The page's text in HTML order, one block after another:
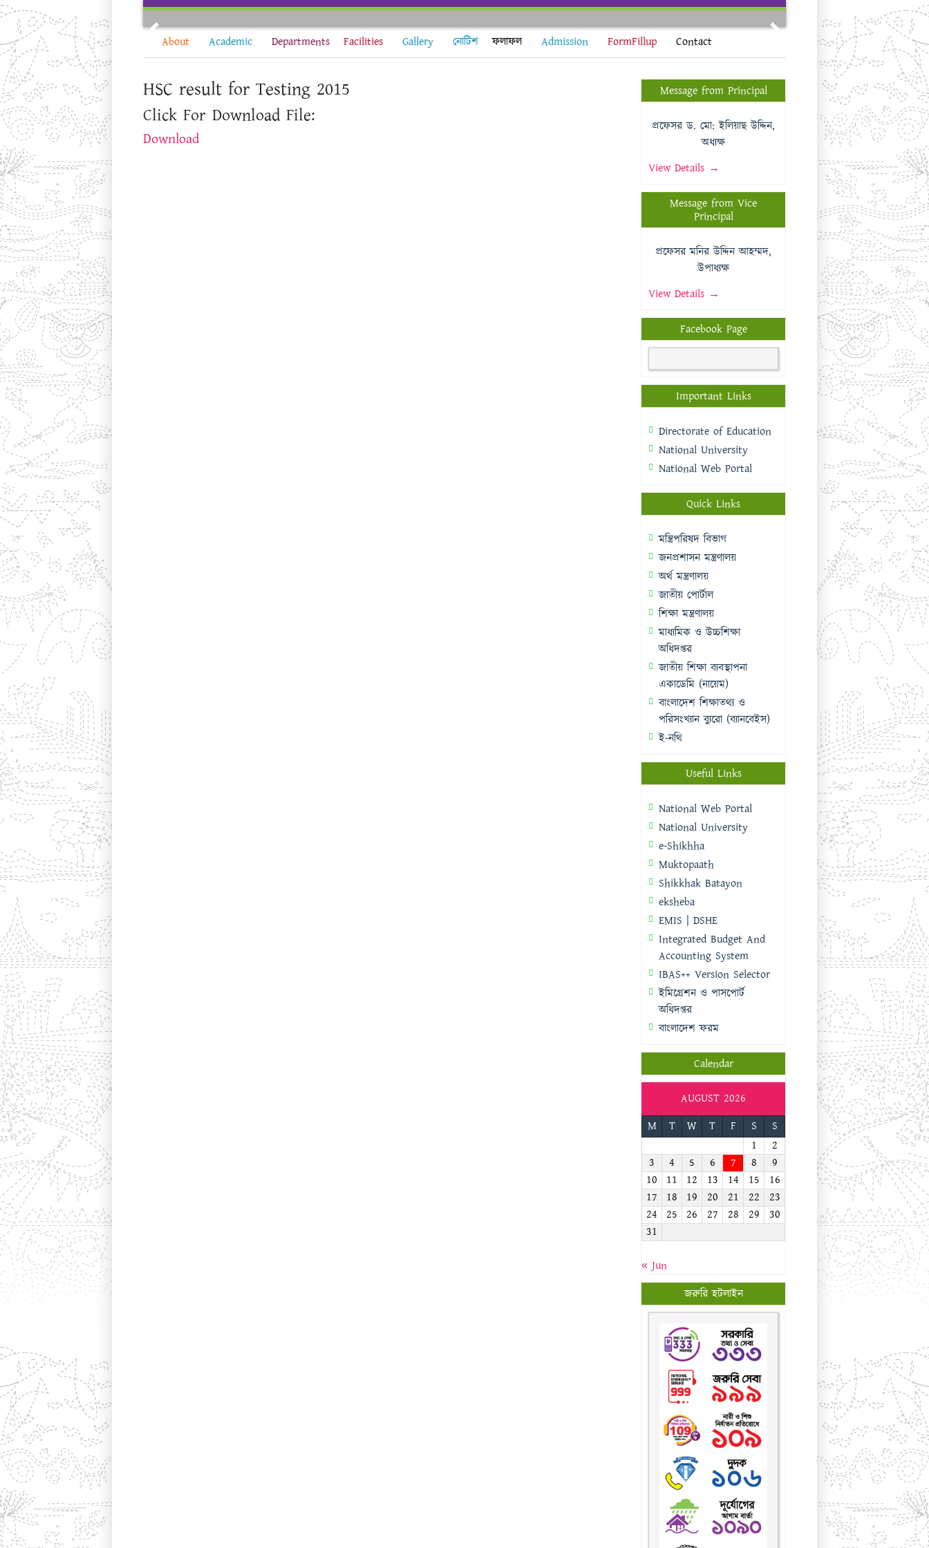
Skip
content
Previous
About Academic Departments Facilities Gallery নোটিশ ফলাফল Admission FormFillup Contact
HSC result for Testing 2015
Click For Download File:
Download
Message from Principal
প্রফেসর ড. মো: ইলিয়াছ উদ্দিন,
অধ্যক্ষ
View Details →
Message from Vice
Principal
প্রফেসর মনির উদ্দিন আহম্মদ,
উপাধ্যক্ষ
View Details →
Facebook Page
Important Links
Directorate of Education
National University
National Web Portal
Quick Links
মন্ত্রিপরিষদ বিভাগ
জনপ্রশাসন মন্ত্রণালয়
অর্থ মন্ত্রণালয়
জাতীয় পোর্টাল
শিক্ষা মন্ত্রণালয়
মাধ্যমিক ও উচ্চশিক্ষা
অধিদপ্তর
জাতীয় শিক্ষা ব্যবস্থাপনা
একাডেমি (নায়েম)
বাংলাদেশ শিক্ষাতথ্য ও
পরিসংখ্যান ব্যুরো (ব্যানবেইস)
ই-নথি
Useful Links
National Web Portal
National University
e-Shikhha
Muktopaath
Shikkhak Batayon
eksheba
EMIS | DSHE
Integrated Budget And
Accounting System
IBAS++ Version Selector
ইমিগ্রেশন ও পাসপোর্ট
অধিদপ্তর
বাংলাদেশ ফরম
Calendar
AUGUST 2026
M
T W T F S
S
1
2
3
4 5 6 7 8
9
10
11 12 13 14 15
16
17
18 19 20 21 22
23
24
25 26 27 28 29
30
31
« Jun
জরুরি হটলাইন